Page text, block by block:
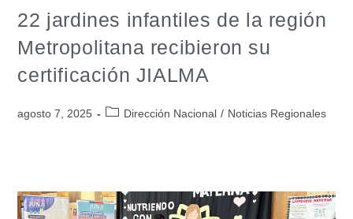
22 jardines infantiles de la región
Metropolitana recibieron su
certificación JIALMA
agosto 7, 2025 Dirección Nacional / Noticias Regionales